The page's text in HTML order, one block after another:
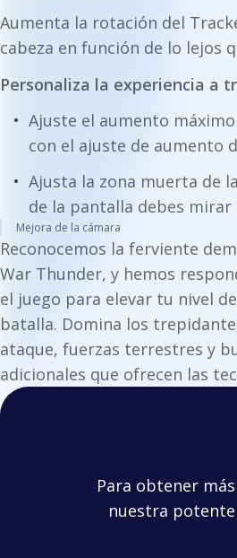
Aumenta la rotación del
cabeza en función de lo lejos
Personaliza la experiencia a
Ajuste el aumento
con el ajuste de aumento
Ajusta la zona muerta de
de la pantalla debes
Mejora de la cámara
Reconocemos la ferviente
War Thunder, y hemos
el juego para elevar tu nivel
batalla. Domina los
ataque, fuerzas terrestres y
adicionales que ofrecen las
Para obtener
nuestra